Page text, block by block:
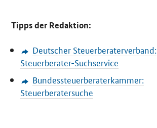
Tipps der Redaktion:
Deutscher Steuerberaterverband:
Steuerberater-Suchservice
Bundessteuerberaterkammer:
Steuerberatersuche